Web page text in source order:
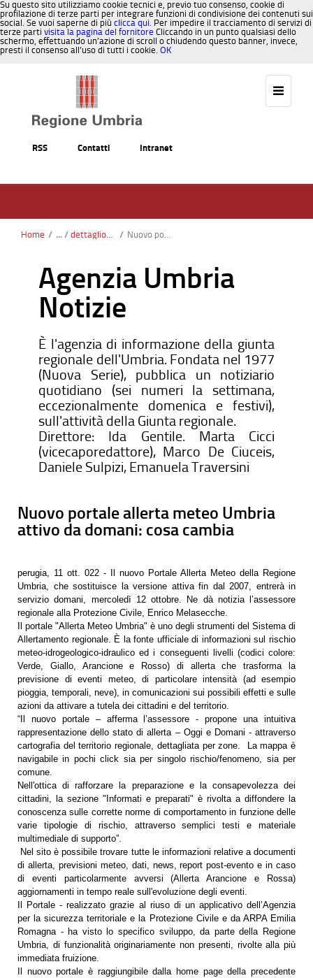
Su questo sito utilizziamo cookie tecnici e, previo tuo consenso, cookie di
profilazione di terze parti per integrare funzioni di condivisione dei contenuti sui
social. Se vuoi saperne di più clicca qui. Per impedire il tracciamento di servizi di
terze parti visita la pagina del fornitore Cliccando in un punto qualsiasi dello
schermo, effettuando un’azione di scroll o chiudendo questo banner, invece,
presti il consenso all’uso di tutti i cookie. OK
RSS Contatti Intranet
Home / dettaglionotizie / Nuovo portale allerta meteo Umbria attivo da domani: cosa cambia
Agenzia Umbria
Notizie
È l'agenzia di informazione della giunta
regionale dell'Umbria. Fondata nel 1977
(Nuova Serie), pubblica un notiziario
quotidiano (sei numeri la settimana,
eccezionalmente domenica e festivi),
sull'attività della Giunta regionale.
Direttore: Ida Gentile. Marta Cicci
(vicecaporedattore), Marco De Ciuceis,
Daniele Sulpizi, Emanuela Traversini
Nuovo portale allerta meteo Umbria
attivo da domani: cosa cambia
perugia, 11 ott. 022 - Il nuovo Portale Allerta Meteo della Regione
Umbria, che sostituisce la versione attiva fin dal 2007, entrerà in
servizio domani, mercoledì 12 ottobre. Ne dà notizia l’assessore
regionale alla Protezione Civile, Enrico Melasecche.
Il portale "Allerta Meteo Umbria" è uno degli strumenti del Sistema di
Allertamento regionale. È la fonte ufficiale di informazioni sul rischio
meteo-idrogeologico-idraulico ed i conseguenti livelli (codici colore:
Verde, Giallo, Arancione e Rosso) di allerta che trasforma la
previsione di eventi meteo, di particolare intensità (ad esempio
pioggia, temporali, neve), in comunicazioni sui possibili effetti e sulle
azioni da attivare a tutela dei cittadini e del territorio.
“Il nuovo portale – afferma l’assessore - propone una intuitiva
rappresentazione dello stato di allerta – Oggi e Domani - attraverso
cartografia del territorio regionale, dettagliata per zone. La mappa è
navigabile in pochi click sia per singolo rischio/fenomeno, sia per
comune.
Nell'ottica di rafforzare la preparazione e la consapevolezza dei
cittadini, la sezione "Informati e preparati" è rivolta a diffondere la
conoscenza sulle corrette norme di comportamento in funzione delle
varie tipologie di rischio, attraverso semplici testi e materiale
multimediale di supporto”.
Nel sito è possibile trovare tutte le informazioni relative a documenti
di allerta, previsioni meteo, dati, news, report post-evento e in caso
di eventi particolarmente avversi (Allerta Arancione e Rossa)
aggiornamenti in tempo reale sull'evoluzione degli eventi.
Il Portale - realizzato grazie al riuso di un applicativo dell’Agenzia
per la sicurezza territoriale e la Protezione Civile e da ARPA Emilia
Romagna - ha visto lo specifico sviluppo, da parte della Regione
Umbria, di funzionalità originariamente non presenti, rivolte alla più
immediata fruizione.
Il nuovo portale è raggiungibile dalla home page della precedente